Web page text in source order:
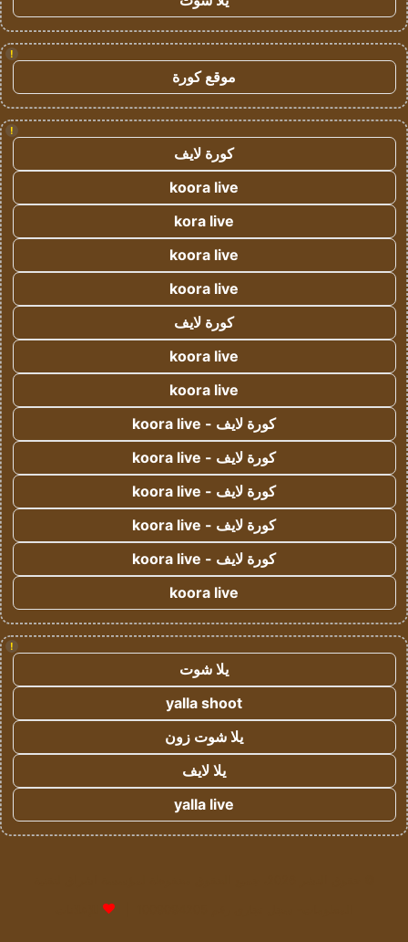
!
موقع كورة
!
كورة لايف
koora live
kora live
koora live
koora live
كورة لايف
koora live
koora live
كورة لايف - koora live
كورة لايف - koora live
كورة لايف - koora live
كورة لايف - koora live
كورة لايف - koora live
koora live
!
يلا شوت
yalla shoot
يلا شوت زون
يلا لايف
yalla live